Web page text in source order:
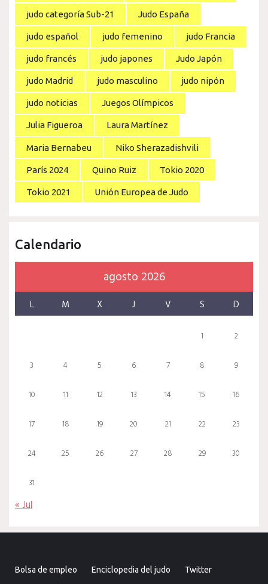
judo categoría Sub-21 Judo España
judo español judo femenino judo Francia
judo francés judo japones Judo Japón
judo Madrid judo masculino judo nipón
judo noticias Juegos Olímpicos
Julia Figueroa Laura Martínez
Maria Bernabeu Niko Sherazadishvili
París 2024 Quino Ruiz Tokio 2020
Tokio 2021 Unión Europea de Judo
Calendario
agosto 2026
L M X J V S D
1 2
3 4 5 6 7 8 9
10 11 12 13 14 15 16
17 18 19 20 21 22 23
24 25 26 27 28 29 30
31
« Jul
Bolsa de empleo Enciclopedia del judo Twitter